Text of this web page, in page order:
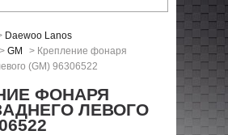
Daewoo Lanos
> GM > Крепление фонаря
(GM) 96306522
ФОНАРЯ
ЛЕВОГО